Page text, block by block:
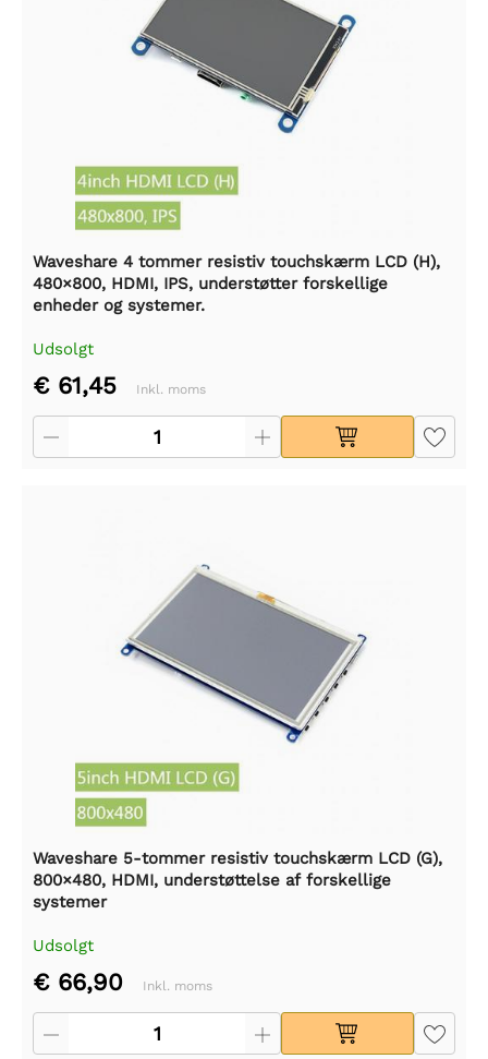
Waveshare 4 tommer resistiv touchskærm LCD (H),
480×800, HDMI, IPS, understøtter forskellige
enheder og systemer.
Udsolgt
€ 61,45 Inkl. moms
Waveshare 5-tommer resistiv touchskærm LCD (G),
800×480, HDMI, understøttelse af forskellige
systemer
Udsolgt
€ 66,90 Inkl. moms